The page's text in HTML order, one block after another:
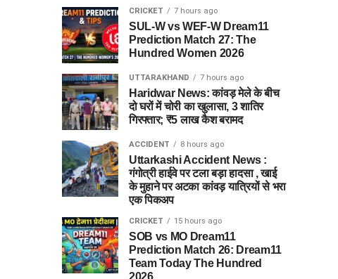
CRICKET 7 hours ago
SUL-W vs WEF-W Dream11
Prediction Match 27: The
Hundred Women 2026
UTTARAKHAND 7 hours ago
Haridwar News: कांवड़ मेले के बीच
दो घरों में चोरी का खुलासा, 3 शातिर
गिरफ्तार; ₹5 लाख कैश बरामद
ACCIDENT 8 hours ago
Uttarkashi Accident News :
गंगोत्री हाईवे पर टला बड़ा हादसा , खाई
के मुहाने पर अटका कांवड़ यात्रियों से भरा
एक पिकअप
CRICKET 15 hours ago
SOB vs MO Dream11
Prediction Match 26: Dream11
Team Today The Hundred
2026